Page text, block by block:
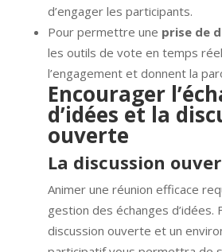
d’engager les participants.
Pour permettre une prise de
les outils de vote en temps
l’engagement et donnent la
Encourager
d’idées et la
ouverte
La discussion
Animer une réunion efficace
gestion des échanges d’idées.
discussion ouverte et un